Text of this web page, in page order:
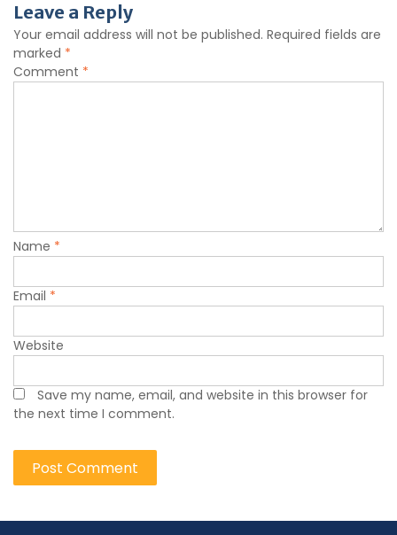
Leave a Reply
Your email address will not be published. Required fields are
marked *
Comment *
Name *
Email *
Website
Save my name, email, and website in this browser for
the next time I comment.